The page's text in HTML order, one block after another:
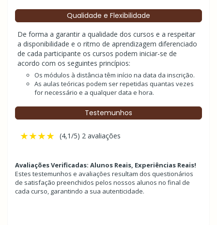
Qualidade e Flexibilidade
De forma a garantir a qualidade dos cursos e a respeitar
a disponibilidade e o ritmo de aprendizagem diferenciado
de cada participante os cursos podem iniciar-se de
acordo com os seguintes princípios:
Os módulos à distância têm início na data da inscrição.
As aulas teóricas podem ser repetidas quantas vezes
for necessário e a qualquer data e hora.
Testemunhos
★★★★ (4,1/5) 2 avaliações
Avaliações Verificadas: Alunos Reais, Experiências Reais!
Estes testemunhos e avaliações resultam dos questionários
de satisfação preenchidos pelos nossos alunos no final de
cada curso, garantindo a sua autenticidade.